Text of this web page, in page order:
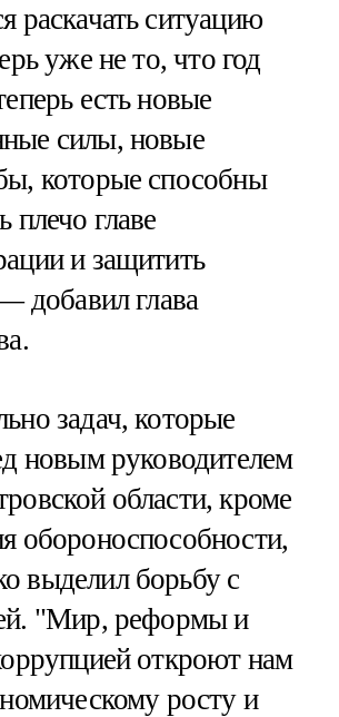
раскачать ситуацию
уже не то, что год
есть новые
силы, новые
которые способны
плечо главе
и защитить
добавил глава
задач, которые
новым руководителем
области, кроме
обороноспособности,
выделил борьбу с
"Мир, реформы и
откроют нам
росту и